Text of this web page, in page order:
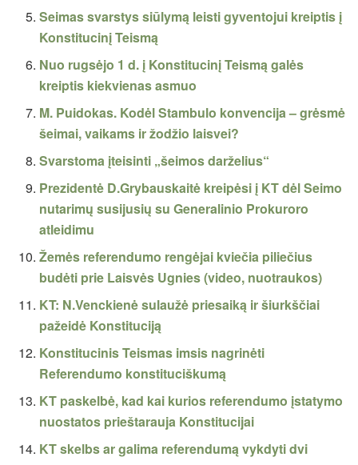
Seimas svarstys siūlymą leisti gyventojui kreiptis į
Konstitucinį Teismą
Nuo rugsėjo 1 d. į Konstitucinį Teismą galės
kreiptis kiekvienas asmuo
M. Puidokas. Kodėl Stambulo konvencija – grėsmė
šeimai, vaikams ir žodžio laisvei?
Svarstoma įteisinti „šeimos darželius“
Prezidentė D.Grybauskaitė kreipėsi į KT dėl Seimo
nutarimų susijusių su Generalinio Prokuroro
atleidimu
Žemės referendumo rengėjai kviečia piliečius
budėti prie Laisvės Ugnies (video, nuotraukos)
KT: N.Venckienė sulaužė priesaiką ir šiurkščiai
pažeidė Konstituciją
Konstitucinis Teismas imsis nagrinėti
Referendumo konstituciškumą
KT paskelbė, kad kai kurios referendumo įstatymo
nuostatos prieštarauja Konstitucijai
KT skelbs ar galima referendumą vykdyti dvi